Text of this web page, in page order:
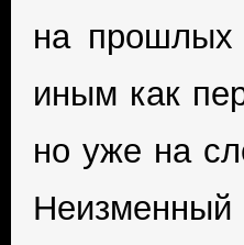
на прошлых
иным как
но уже на